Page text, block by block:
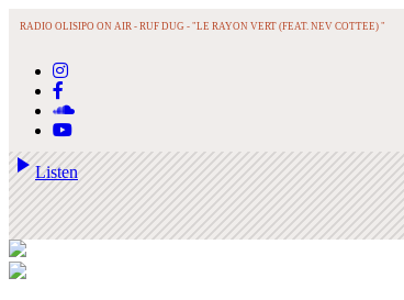
play_arrowListen
RADIO OLISIPO ON AIR - RUF DUG - "LE RAYON VERT (FEAT. NEV COTTEE) "